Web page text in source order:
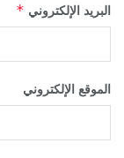
البريد الإلكتروني *
الموقع الإلكتروني